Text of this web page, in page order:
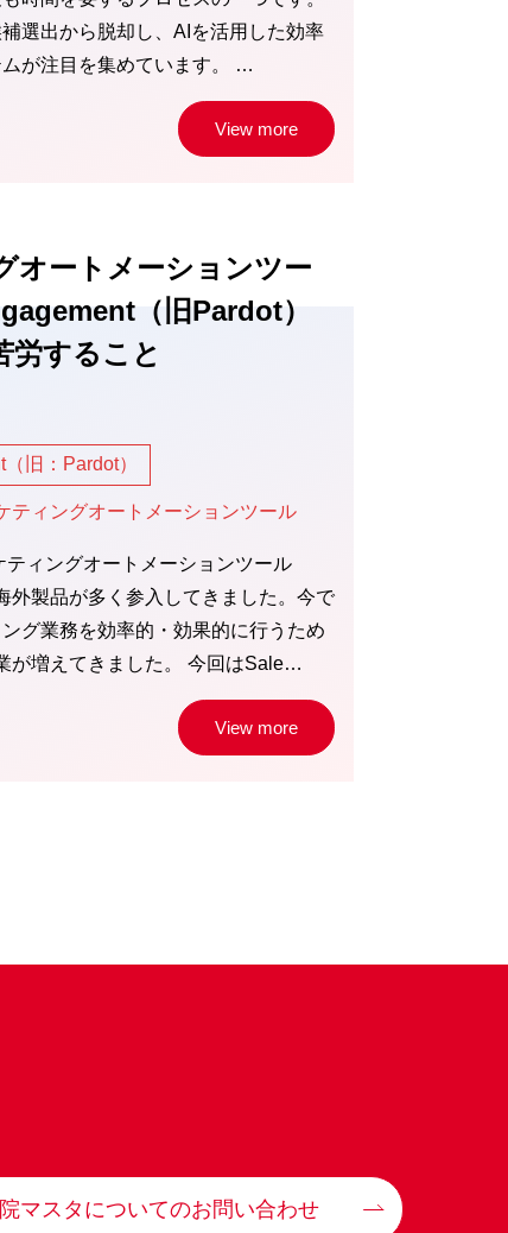
選出から脱却し、AIを活用した効率
が注目を集めています。 …
View more
オートメーションツー
（旧Pardot）
労すること
旧：Pardot）
ティングオートメーションツール
ィングオートメーションツール
外製品が多く参入してきました。今で
グ業務を効率的・効果的に行うため
が増えてきました。 今回はSale…
View more
マスタについてのお問い合わせ